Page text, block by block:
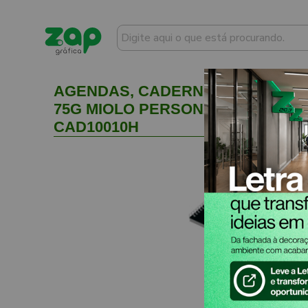
AGENDAS, CADERNOS E
75G MIOLO PERSONALIZADO
CAD10010H